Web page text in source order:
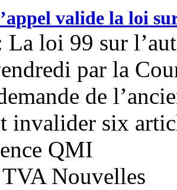
valide la loi
La loi 99 sur
par la
de
invalider six
QMI
Nouvelles